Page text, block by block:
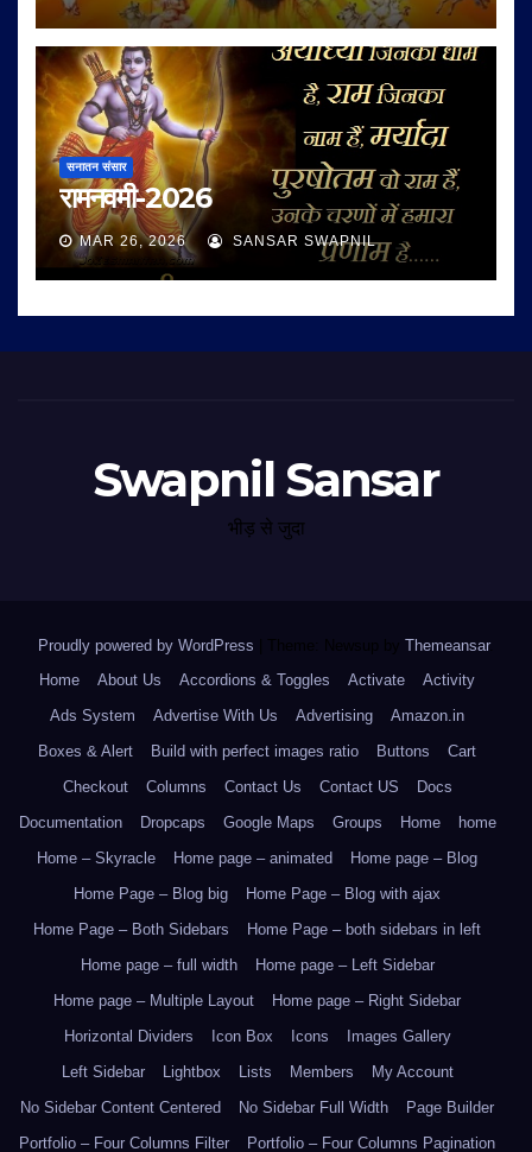
सनातन संसार
रामनवमी-2026
MAR 26, 2026 SANSAR SWAPNIL
Swapnil Sansar
भीड़ से जुदा
Proudly powered by WordPress Theme: Newsup by Themeansar.
Home
About Us Accordions & Toggles Activate
Activity
Ads System
Advertise With Us Advertising
Amazon.in
Boxes & Alert
Build with perfect images ratio Buttons
Cart
Checkout
Columns Contact Us Contact US
Docs
Documentation
Dropcaps Google Maps Groups Home
home
Home – Skyracle
Home page – animated
Home page – Blog
Home Page – Blog big
Home Page – Blog with ajax
Home Page – Both Sidebars
Home Page – both sidebars in left
Home page – full width
Home page – Left Sidebar
Home page – Multiple Layout
Home page – Right Sidebar
Horizontal Dividers
Icon Box Icons
Images Gallery
Left Sidebar
Lightbox Lists Members
My Account
No Sidebar Content Centered
No Sidebar Full Width
Page Builder
Portfolio – Four Columns Filter
Portfolio – Four Columns Pagination